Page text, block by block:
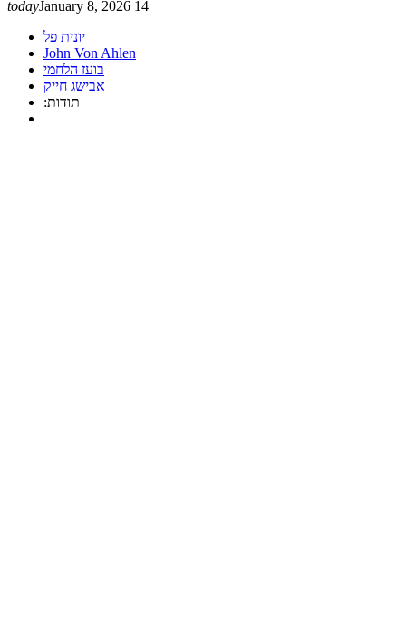
todayJanuary 8, 2026 14
יונית פל
John Von Ahlen
בועז הלחמי
אבישג חייק
:תודות